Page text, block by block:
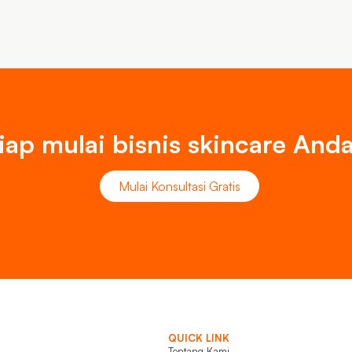
mulai bisnis skincare
Mulai Konsultasi Gratis
QUICK LINK